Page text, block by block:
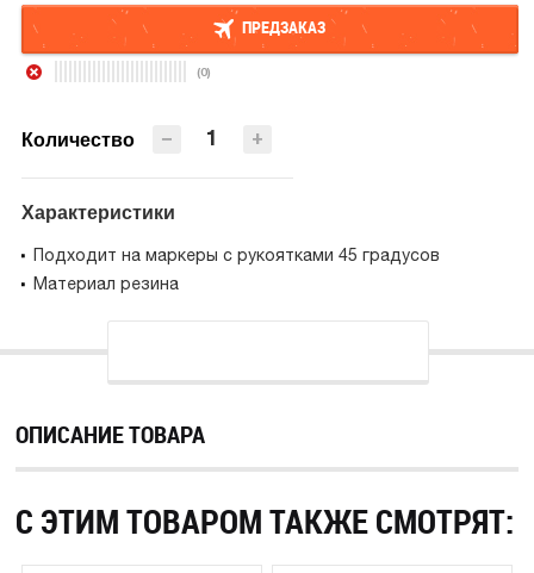
ПРЕДЗАКАЗ
(0)
Количество +
−
Характеристики
Подходит на маркеры с рукоятками 45 градусов
Материал резина
ОПИСАНИЕ ТОВАРА
С ЭТИМ ТОВАРОМ ТАКЖЕ СМОТРЯТ: